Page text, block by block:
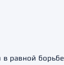
равной